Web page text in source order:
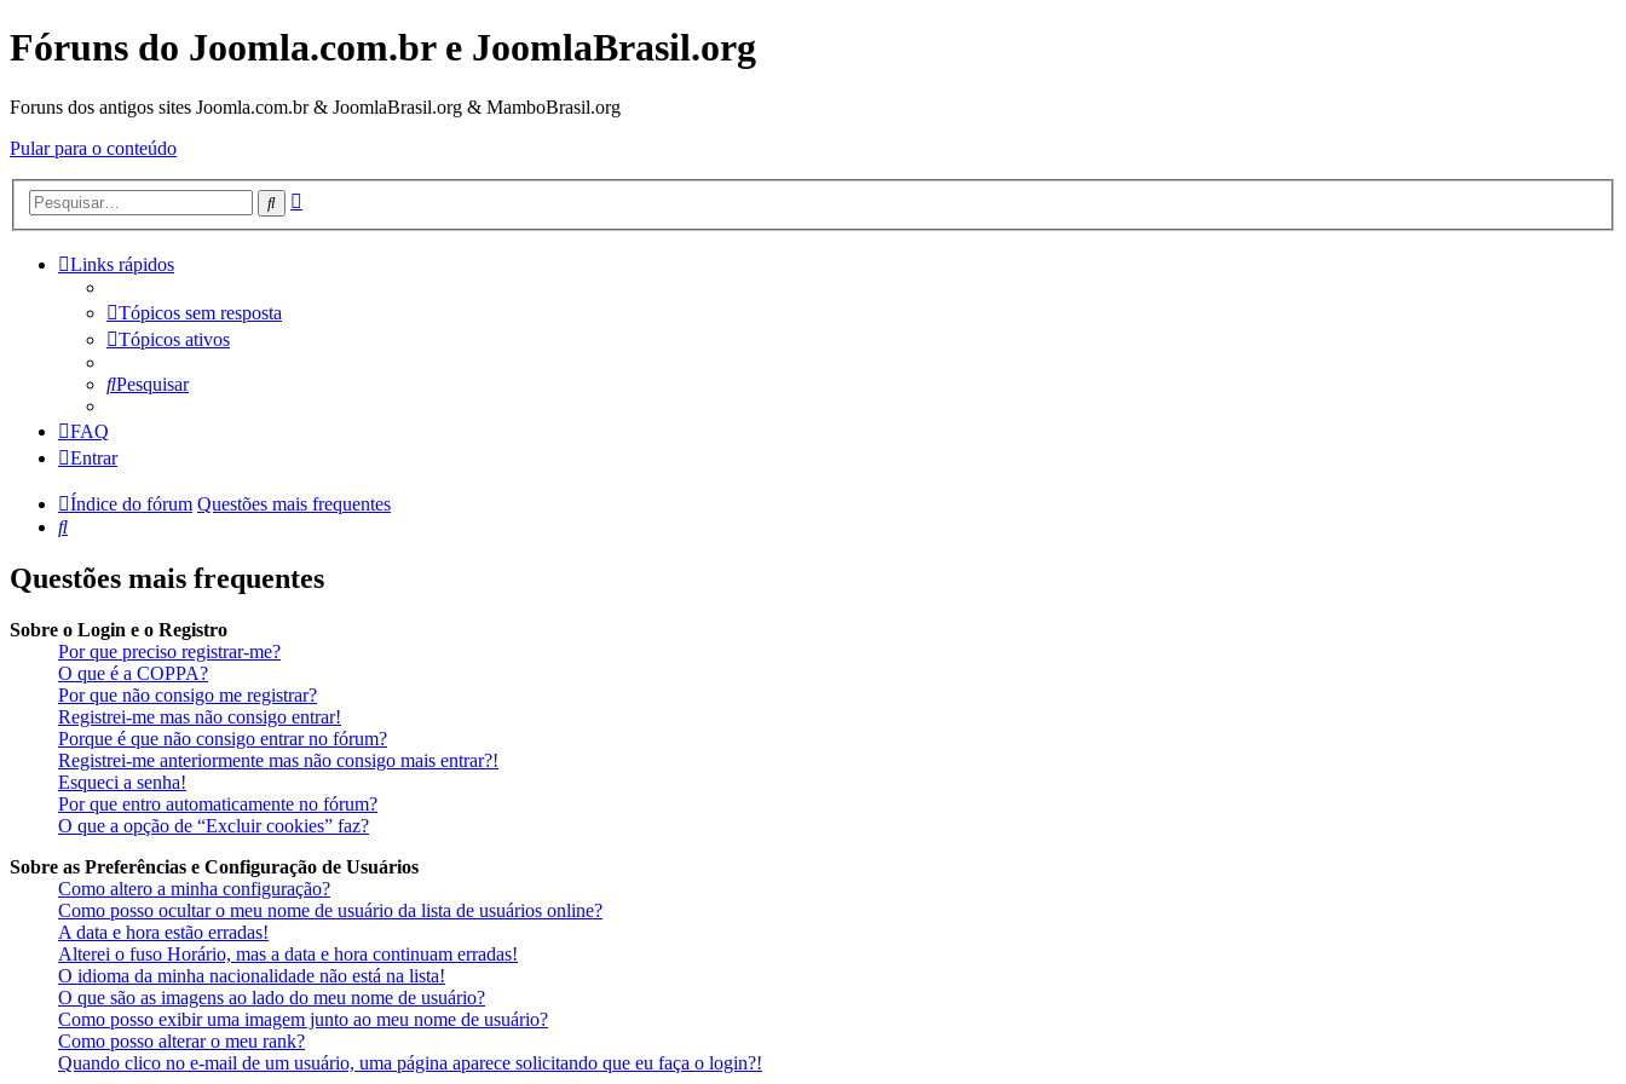
Fóruns do Joomla.com.br e JoomlaBrasil.org
Foruns dos antigos sites Joomla.com.br & JoomlaBrasil.org & MamboBrasil.org
Pular para o conteúdo
Pesquisar
Links rápidos
Tópicos sem resposta
Tópicos ativos
Pesquisar
FAQ
Entrar
Índice do fórum Questões mais frequentes
Pesquisar
Questões mais frequentes
Sobre o Login e o Registro
Por que preciso registrar-me?
O que é a COPPA?
Por que não consigo me registrar?
Registrei-me mas não consigo entrar!
Porque é que não consigo entrar no fórum?
Registrei-me anteriormente mas não consigo mais entrar?!
Esqueci a senha!
Por que entro automaticamente no fórum?
O que a opção de “Excluir cookies” faz?
Sobre as Preferências e Configuração de Usuários
Como altero a minha configuração?
Como posso ocultar o meu nome de usuário da lista de usuários online?
A data e hora estão erradas!
Alterei o fuso Horário, mas a data e hora continuam erradas!
O idioma da minha nacionalidade não está na lista!
O que são as imagens ao lado do meu nome de usuário?
Como posso exibir uma imagem junto ao meu nome de usuário?
Como posso alterar o meu rank?
Quando clico no e-mail de um usuário, uma página aparece solicitando que eu faça o login?!